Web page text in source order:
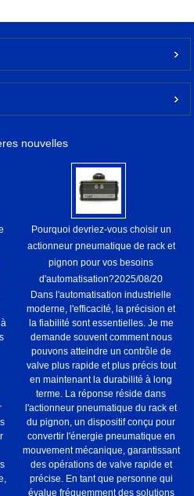
nouvelles
Pourquoi devriez-vous choisir un
actionneur pneumatique de rack et
pignon pour vos besoins
d'automatisation?2025/08/20
Dans l'automatisation industrielle
moderne, l'efficacité, la précision et
la fiabilité sont essentielles. Je me
demande souvent comment nous
pouvons atteindre un contrôle de
valve plus rapide et plus précis tout
en maintenant la durabilité à long
terme. La réponse réside dans
l'actionneur pneumatique du rack et
du pignon, un dispositif conçu pour
convertir l'énergie pneumatique en
mouvement mécanique, garantissant
des opérations de valve rapide et
précise. En tant que personne qui
évalue fréquemment des solutions